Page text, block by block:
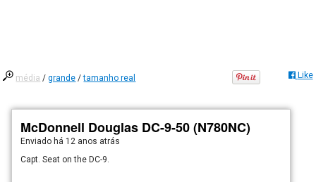
média /grande /tamanho real Like
McDonnell Douglas DC-9-50 (N780NC)
Enviado há 12 anos atrás
Capt. Seat on the DC-9.